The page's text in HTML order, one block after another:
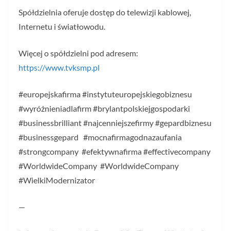
Spółdzielnia oferuje dostęp do telewizji kablowej,
Internetu i światłowodu.
Więcej o spółdzielni pod adresem:
https://www.tvksmp.pl
#europejskafirma #instytuteuropejskiegobiznesu
#wyróżnieniadlafirm #brylantpolskiejgospodarki
#businessbrilliant #najcenniejszefirmy #gepardbiznesu
#businessgepard #mocnafirmagodnazaufania
#strongcompany #efektywnafirma #effectivecompany
#WorldwideCompany #WorldwideCompany
#WielkiModernizator
—